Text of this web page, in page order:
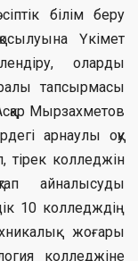
білім беру
Үкімет
оларды
тапсырмасы
Мырзахметов
арнаулы оқу
тірек колледжін
айналысуды
10 колледждің
жоғары
колледжіне